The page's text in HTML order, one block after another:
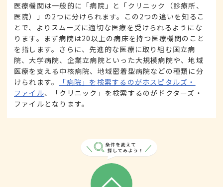
医療機関は一般的に「病院」と「クリニック（診療所、
医院）」の2つに分けられます。この2つの違いを知るこ
とで、よりスムーズに適切な医療を受けられるようにな
ります。まず病院は20以上の病床を持つ医療機関のこと
を指します。さらに、先進的な医療に取り組む国立病
院、大学病院、企業立病院といった大規模病院や、地域
医療を支える中核病院、地域密着型病院などの種類に分
けられます。
「病院」を検索するのがホスピタルズ・
ファイル、「クリニック」を検索するのがドクターズ・
ファイルとなります。